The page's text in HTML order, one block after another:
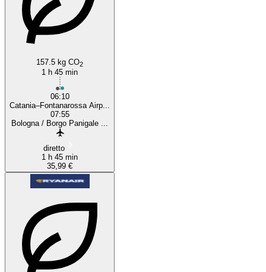
157.5 kg CO2
1 h 45 min
06:10
Catania–Fontanarossa Airp...
07:55
Bologna / Borgo Panigale ...
diretto
1 h 45 min
35,99 €